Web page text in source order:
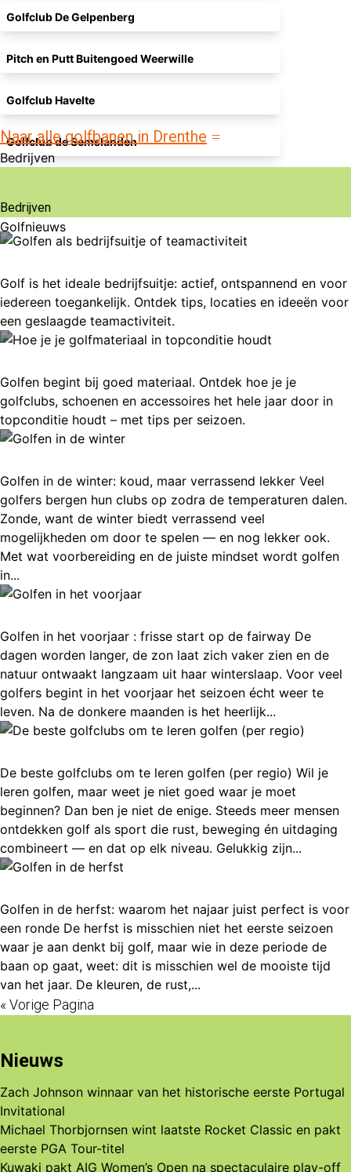
Golfclub De Gelpenberg
Pitch en Putt Buitengoed Weerwille
Golfclub Havelte
Golfclub de Semslanden
Naar alle golfbanen in Drenthe
Bedrijven
Bedrijven
Golfnieuws
Golf is het ideale bedrijfsuitje: actief, ontspannend en voor
iedereen toegankelijk. Ontdek tips, locaties en ideeën voor
een geslaagde teamactiviteit.
Golfen begint bij goed materiaal. Ontdek hoe je je
golfclubs, schoenen en accessoires het hele jaar door in
topconditie houdt – met tips per seizoen.
Golfen in de winter: koud, maar verrassend lekker Veel
golfers bergen hun clubs op zodra de temperaturen dalen.
Zonde, want de winter biedt verrassend veel
mogelijkheden om door te spelen — en nog lekker ook.
Met wat voorbereiding en de juiste mindset wordt golfen
in...
Golfen in het voorjaar : frisse start op de fairway De
dagen worden langer, de zon laat zich vaker zien en de
natuur ontwaakt langzaam uit haar winterslaap. Voor veel
golfers begint in het voorjaar het seizoen écht weer te
leven. Na de donkere maanden is het heerlijk...
De beste golfclubs om te leren golfen (per regio) Wil je
leren golfen, maar weet je niet goed waar je moet
beginnen? Dan ben je niet de enige. Steeds meer mensen
ontdekken golf als sport die rust, beweging én uitdaging
combineert — en dat op elk niveau. Gelukkig zijn...
Golfen in de herfst: waarom het najaar juist perfect is voor
een ronde De herfst is misschien niet het eerste seizoen
waar je aan denkt bij golf, maar wie in deze periode de
baan op gaat, weet: dit is misschien wel de mooiste tijd
van het jaar. De kleuren, de rust,...
« Vorige Pagina
Nieuws
Zach Johnson winnaar van het historische eerste Portugal
Invitational
Michael Thorbjornsen wint laatste Rocket Classic en pakt
eerste PGA Tour-titel
Kuwaki pakt AIG Women’s Open na spectaculaire play-off